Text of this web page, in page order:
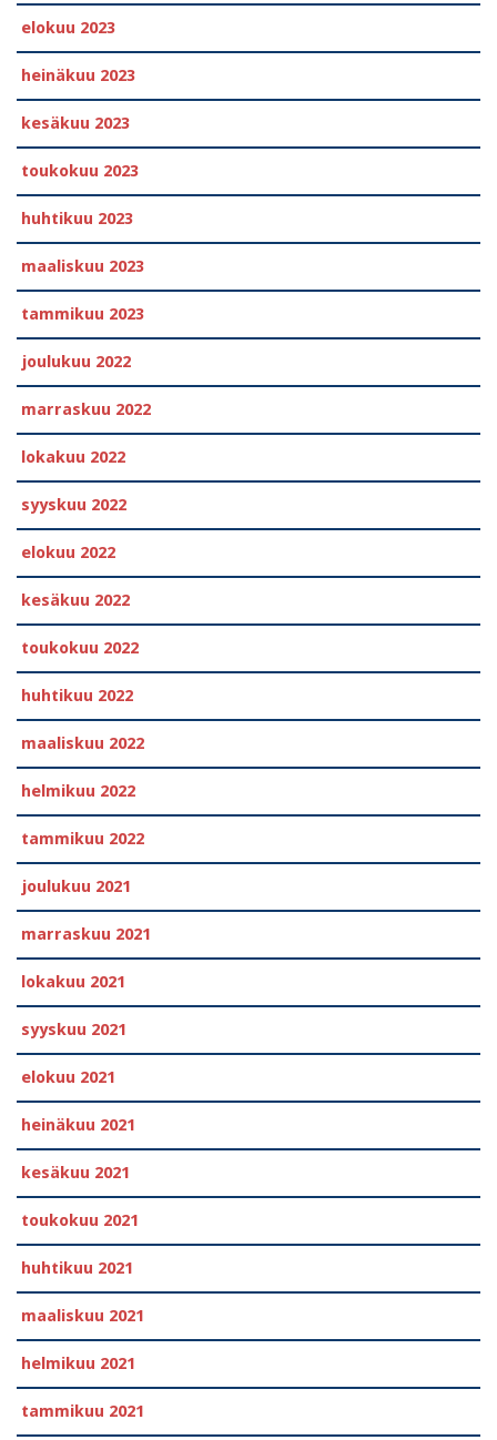
elokuu 2023
heinäkuu 2023
kesäkuu 2023
toukokuu 2023
huhtikuu 2023
maaliskuu 2023
tammikuu 2023
joulukuu 2022
marraskuu 2022
lokakuu 2022
syyskuu 2022
elokuu 2022
kesäkuu 2022
toukokuu 2022
huhtikuu 2022
maaliskuu 2022
helmikuu 2022
tammikuu 2022
joulukuu 2021
marraskuu 2021
lokakuu 2021
syyskuu 2021
elokuu 2021
heinäkuu 2021
kesäkuu 2021
toukokuu 2021
huhtikuu 2021
maaliskuu 2021
helmikuu 2021
tammikuu 2021